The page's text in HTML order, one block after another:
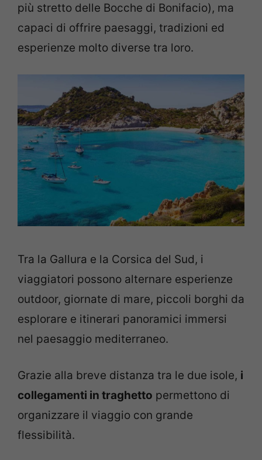
più stretto delle Bocche di Bonifacio), ma
capaci di offrire paesaggi, tradizioni ed
esperienze molto diverse tra loro.
Tra la Gallura e la Corsica del Sud, i
viaggiatori possono alternare esperienze
outdoor, giornate di mare, piccoli borghi da
esplorare e itinerari panoramici immersi
nel paesaggio mediterraneo.
Grazie alla breve distanza tra le due isole, i
collegamenti in traghetto permettono di
organizzare il viaggio con grande
flessibilità.